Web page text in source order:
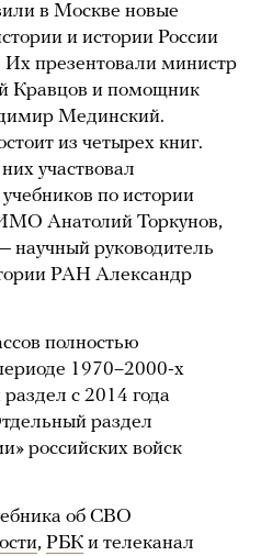
в Москве новые
и истории России
Их презентовали министр
Кравцов и помощник
Мединский.
из четырех книг.
участвовал
по истории
Анатолий Торкунов,
научный руководитель
РАН Александр
полностью
1970–2000-х
с 2014 года
раздел
российских войск
об СВО
, РБК и телеканал